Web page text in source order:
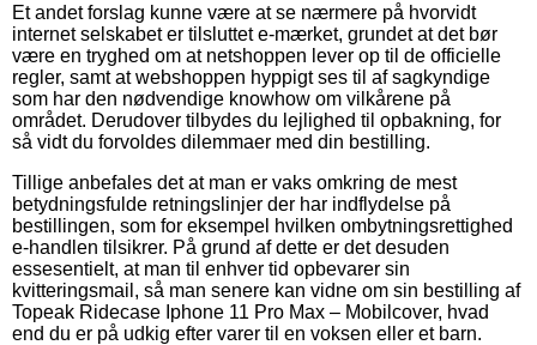
Et andet forslag kunne være at se nærmere på hvorvidt
internet selskabet er tilsluttet e-mærket, grundet at det bør
være en tryghed om at netshoppen lever op til de officielle
regler, samt at webshoppen hyppigt ses til af sagkyndige
som har den nødvendige knowhow om vilkårene på
området. Derudover tilbydes du lejlighed til opbakning, for
så vidt du forvoldes dilemmaer med din bestilling.
Tillige anbefales det at man er vaks omkring de mest
betydningsfulde retningslinjer der har indflydelse på
bestillingen, som for eksempel hvilken ombytningsrettighed
e-handlen tilsikrer. På grund af dette er det desuden
essesentielt, at man til enhver tid opbevarer sin
kvitteringsmail, så man senere kan vidne om sin bestilling af
Topeak Ridecase Iphone 11 Pro Max – Mobilcover, hvad
end du er på udkig efter varer til en voksen eller et barn.